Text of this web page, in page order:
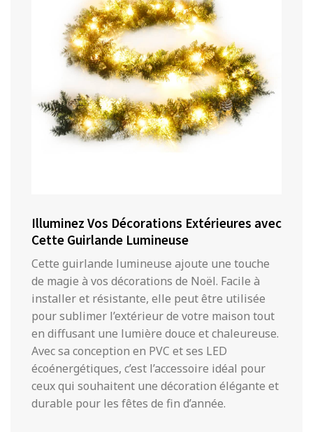
Illuminez Vos Décorations Extérieures avec
Cette Guirlande Lumineuse
Cette guirlande lumineuse ajoute une touche
de magie à vos décorations de Noël. Facile à
installer et résistante, elle peut être utilisée
pour sublimer l’extérieur de votre maison tout
en diffusant une lumière douce et chaleureuse.
Avec sa conception en PVC et ses LED
écoénergétiques, c’est l’accessoire idéal pour
ceux qui souhaitent une décoration élégante et
durable pour les fêtes de fin d’année.